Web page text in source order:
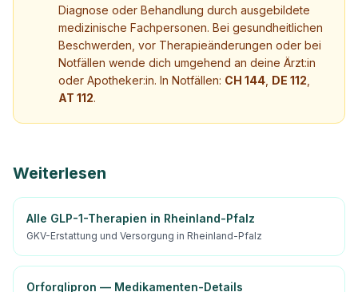
Diagnose oder Behandlung durch ausgebildete
medizinische Fachpersonen. Bei gesundheitlichen
Beschwerden, vor Therapieänderungen oder bei
Notfällen wende dich umgehend an deine Ärzt:in
oder Apotheker:in. In Notfällen: CH 144 DE 112
AT 112.
Weiterlesen
Alle GLP-1-Therapien in Rheinland-Pfalz
GKV-Erstattung und Versorgung in Rheinland-Pfalz
Orforglipron — Medikamenten-Details